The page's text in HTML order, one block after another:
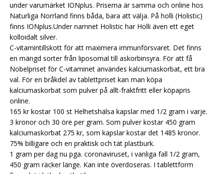
under varumärket IONplus. Priserna är samma och online hos
Naturliga Norrland finns båda, bara att välja. På holli (Holistic)
finns IONplus.Under namnet Holistic har Holli även ett eget
kolloidalt silver.
C-vitamintillskott för att maximera immunförsvaret. Det finns
en mängd sorter från liposomal till askorbinsyra. För att få
Nobelpriset för C-vitaminet användes kalciumaskorbat, ett bra
val. För en bråkdel av tablettpriset kan man köpa
kalciumaskorbat som pulver på allt-fraktfritt eller köpapris
online.
165 kr kostar 100 st Helhetshälsa kapslar med 1/2 gram i varje.
3 kronor och 30 öre per gram. Som pulver kostar 450 gram
kalciumaskorbat 275 kr, som kapslar kostar det 1485 kronor.
75% billigare och en praktisk och tät plastburk.
1 gram per dag nu pga. coronaviruset, i vanliga fall 1/2 gram,
450 gram räcker länge. Kan inte överdoseras. I tablettform